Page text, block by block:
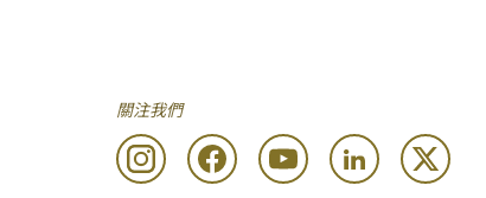
關注我們